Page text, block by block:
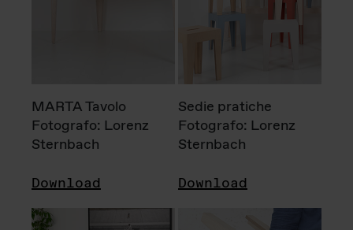
MARTA Tavolo
Fotografo: Lorenz
Sternbach
Download
Sedie pratiche
Fotografo: Lorenz
Sternbach
Download